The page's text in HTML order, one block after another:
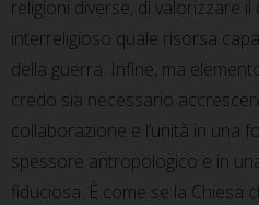
religioni diverse, di valorizzare
interreligioso quale risorsa
della guerra. Infine, ma
credo sia necessario
collaborazione e l’unità in una
spessore antropologico e in
fiduciosa. È come se la Chiesa